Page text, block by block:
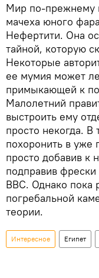
Мир по-прежнему
мачеха юного
Нефертити. Она
тайной, которую
Некоторые
ее мумия может
примыкающей к
Малолетний
выстроить ему
просто некогда. В
похоронить в уже
просто добавив к
подправив фрески
BBC. Однако пока
погребальной
теории.
Интересное Египет